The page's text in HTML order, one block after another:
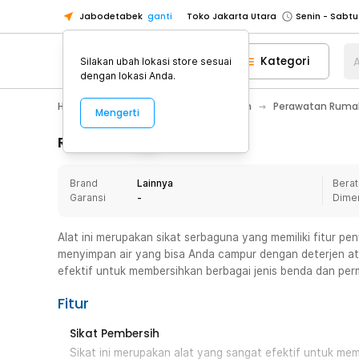
Jabodetabek ganti Toko Jakarta Utara
Toko Tangerang
Toko Cikupa
Pick n Go Jakarta Barat
Senin -
Pick n Go Bekasi
Senin - Jumat
Senin - Jumat
Senin -
Senin -
Toko Tangerang
Toko Cikupa
Pick n Go Jakarta Barat
Senin -
Senin - Jumat
Kategori
Home Appliance Perawatan Rumah Perawatan
Rincian Produk
Brand
Lainnya
Garansi
-
Alat ini merupakan sikat serbaguna yang memiliki fitur
menyimpan air yang bisa Anda campur dengan deterjen
efektif untuk membersihkan berbagai jenis benda dan
Fitur
Sikat Pembersih
Sikat ini merupakan alat yang sangat efektif untuk
Silakan ubah lokasi store sesuai
dengan lokasi Anda.
Mengerti